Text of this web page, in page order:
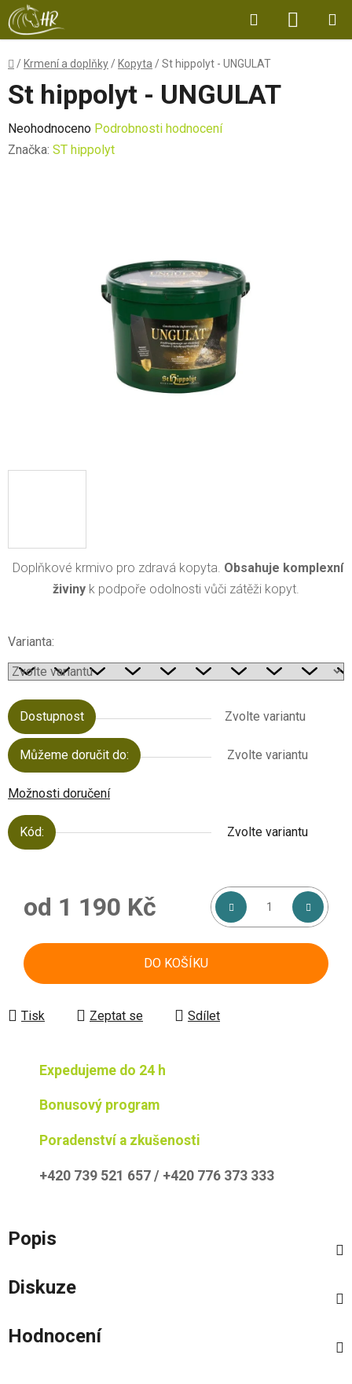
Přejít
na
obsah
Hledat
KOŠÍK
Domů
/ Krmení a doplňky / Kopyta /St hippolyt - UNGULAT
Doplňkové krmivo pro zdravá kopyta. Obsahuje komplexní
živiny k podpoře odolnosti vůči zátěži kopyt.
Varianta:
Dostupnost Zvolte variantu
Můžeme doručit do: Zvolte variantu
Možnosti doručení
Kód: Zvolte variantu
od 1 190 Kč
DO KOŠÍKU
Tisk Zeptat se Sdílet
St hippolyt - UNGULAT
Průměrné
hodnocení
Neohodnoceno Podrobnosti hodnocení
Značka: ST hippolyt
Expedujeme do 24 h
Bonusový program
Poradenství a zkušenosti
+420 739 521 657 / +420 776 373 333
Popis
Diskuze
Hodnocení